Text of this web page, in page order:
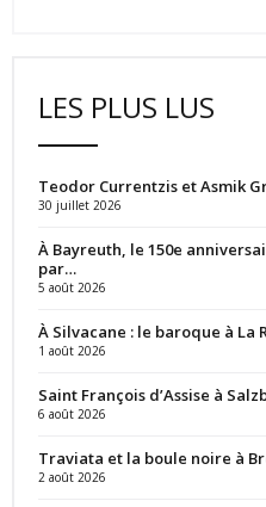
LES PLUS LUS
Teodor Currentzis et Asmik
30 juillet 2026
À Bayreuth, le 150e
par…
5 août 2026
À Silvacane : le baroque à La
1 août 2026
Saint François d’Assise à
6 août 2026
Traviata et la boule noire à
2 août 2026